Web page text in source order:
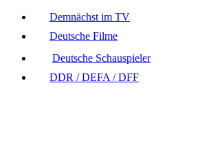
Demnächst im TV
Deutsche Filme
Deutsche Schauspieler
DDR / DEFA / DFF